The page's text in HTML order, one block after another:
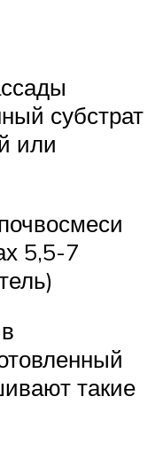
субстрат
или
5,5-7
такие